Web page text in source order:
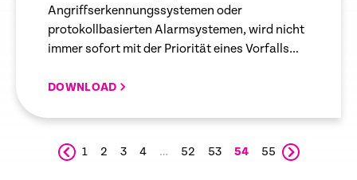
Angriffserkennungssystemen oder
protokollbasierten Alarmsystemen, wird nicht
immer sofort mit der Priorität eines Vorfalls
DOWNLOAD
1 2 3 4 … 52 53 54 55